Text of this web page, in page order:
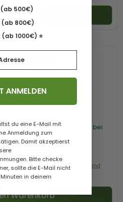
Warenkorb
Lieferzeit1-3 Werktage bei
Paketversand
Preis mit 0% MwSt. zzgl. Versand
Warenkorb
500€)
(ab 800€)
1000€) ⭐️
ANMELDEN
du eine E-Mail mit
Anmeldung zum
Damit akzeptierst
Bitte checke
sollte die E-Mail nicht
in deinem